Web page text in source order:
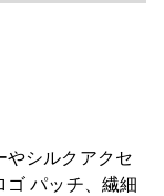
やシルクアクセ
ゴ パッチ、繊細